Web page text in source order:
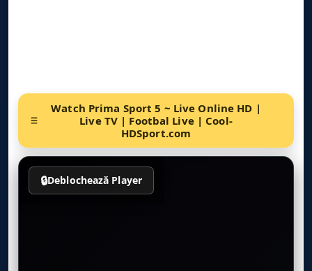
Watch Prima Sport 5 ~ Live Online HD |
Live TV | Footbal Live | Cool-
HDSport.com
🔒Deblochează Player